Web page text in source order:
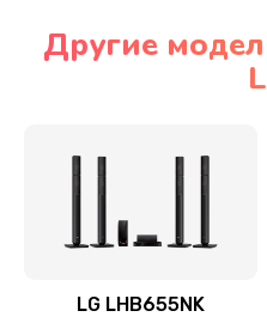
Ремонт
Ремонт / замена
Другие
LG LHB655NK